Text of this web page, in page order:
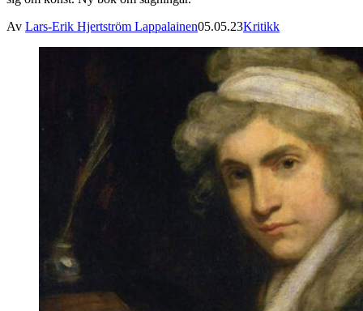
Av Lars-Erik Hjertström Lappalainen05.05.23Kritikk